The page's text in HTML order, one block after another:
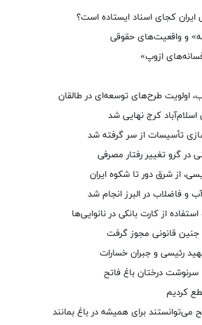
و واقعیت‌های حقوقی
ازوپ»
اولویت طرح‌های توسعه‌ای در طالقان
کرج نهایی شد
تأسیسات از سر گرفته شد
در گرو تغییر رفتار مصرفی
از شرق دور تا شکوه ایران
از کارت بانکی در نانوایی‌ها
رئیسی و جبران خسارات
سرنوشت درختان باغ فاتح
کردیم
می‌توانستند برای همیشه در باغ بمانند